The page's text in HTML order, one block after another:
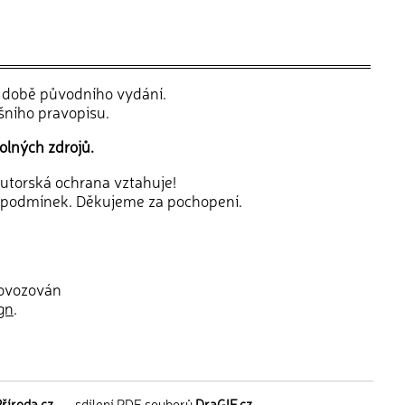
původního vydání.
pravopisu.
zdrojů.
ochrana vztahuje!
Děkujeme za pochopení.
.